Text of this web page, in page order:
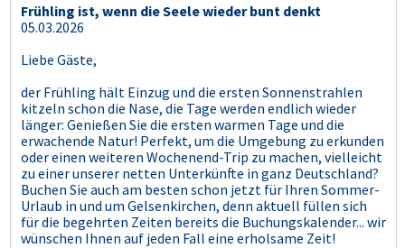
Frühling ist, wenn die Seele wieder bunt denkt
05.03.2026
Liebe Gäste,
der Frühling hält Einzug und die ersten Sonnenstrahlen
kitzeln schon die Nase, die Tage werden endlich wieder
länger: Genießen Sie die ersten warmen Tage und die
erwachende Natur! Perfekt, um die Umgebung zu erkunden
oder einen weiteren Wochenend-Trip zu machen, vielleicht
zu einer unserer netten Unterkünfte in ganz Deutschland?
Buchen Sie auch am besten schon jetzt für Ihren Sommer-
Urlaub in und um Gelsenkirchen, denn aktuell füllen sich
für die begehrten Zeiten bereits die Buchungskalender... wir
wünschen Ihnen auf jeden Fall eine erholsame Zeit!